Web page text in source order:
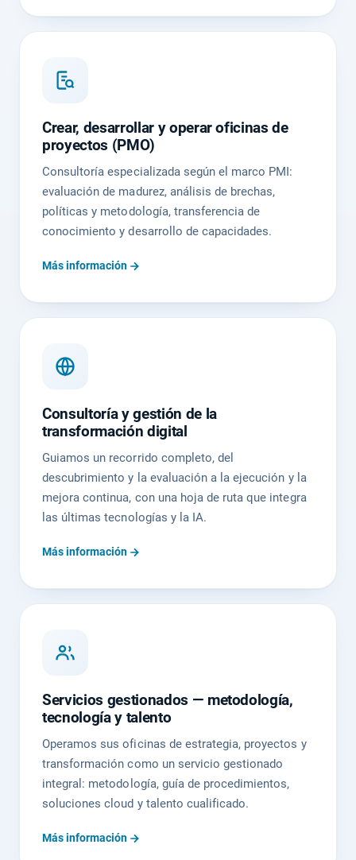
Crear, desarrollar y operar oficinas de
proyectos (PMO)
Consultoría especializada según el marco PMI:
evaluación de madurez, análisis de brechas,
políticas y metodología, transferencia de
conocimiento y desarrollo de capacidades.
Más información
Consultoría y gestión de la
transformación digital
Guiamos un recorrido completo, del
descubrimiento y la evaluación a la ejecución y la
mejora continua, con una hoja de ruta que integra
las últimas tecnologías y la IA.
Más información
Servicios gestionados — metodología,
tecnología y talento
Operamos sus oficinas de estrategia, proyectos y
transformación como un servicio gestionado
integral: metodología, guía de procedimientos,
soluciones cloud y talento cualificado.
Más información